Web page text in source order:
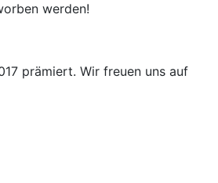
werden!
prämiert. Wir freuen uns auf